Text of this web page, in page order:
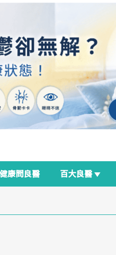
健康問良醫 百大良醫